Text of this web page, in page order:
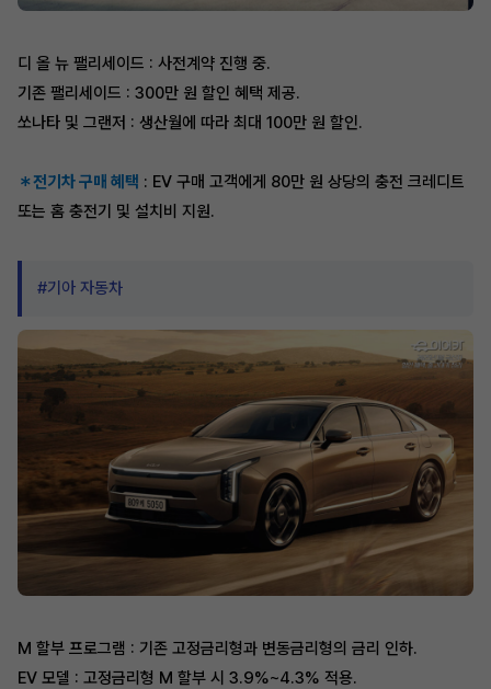
디 올 뉴 팰리세이드 : 사전계약 진행 중.
기존 팰리세이드 : 300만 원 할인 혜택 제공.
쏘나타 및 그랜저 : 생산월에 따라 최대 100만 원 할인.
＊전기차 구매 혜택 : EV 구매 고객에게 80만 원 상당의 충전 크레디트
또는 홈 충전기 및 설치비 지원.
#기아 자동차
M 할부 프로그램 : 기존 고정금리형과 변동금리형의 금리 인하.
EV 모델 : 고정금리형 M 할부 시 3.9%~4.3% 적용.